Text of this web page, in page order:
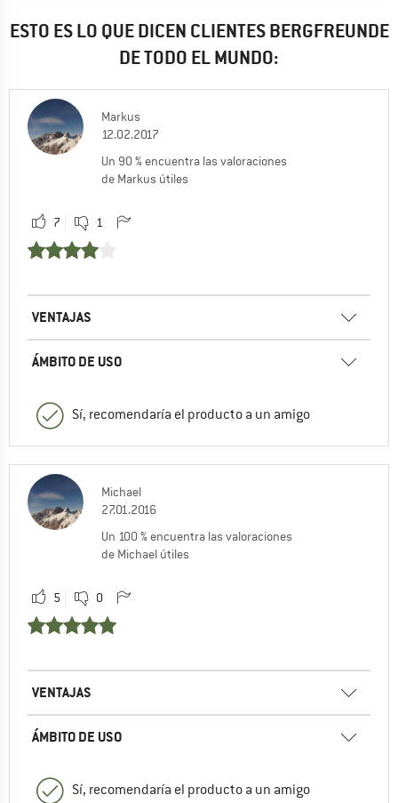
ESTO ES LO QUE DICEN CLIENTES BERGFREUNDE
DE TODO EL MUNDO:
Markus
12.02.2017
Un 90 % encuentra las valoraciones
de Markus útiles
7 1
VENTAJAS
ÁMBITO DE USO
Sí, recomendaría el producto a un amigo
Michael
27.01.2016
Un 100 % encuentra las valoraciones
de Michael útiles
5 0
VENTAJAS
ÁMBITO DE USO
Sí, recomendaría el producto a un amigo